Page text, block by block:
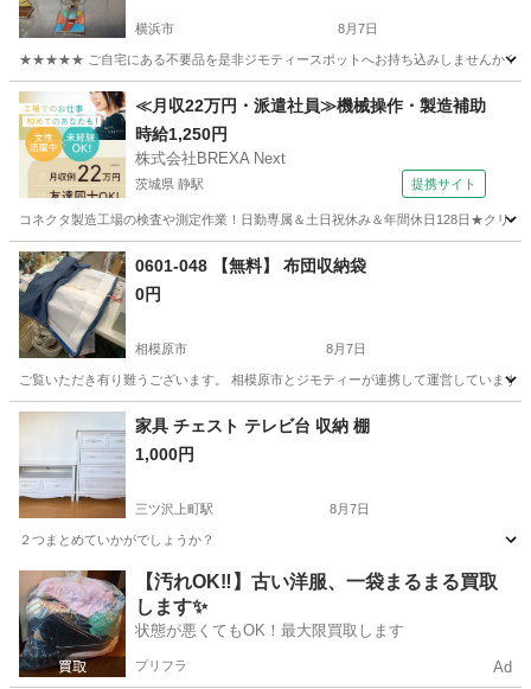
横浜市 8月7日
★★★★★ ご自宅にある不要品を是非ジモティースポットへお持ち込みしませんか？
神奈川 横浜市 インテリア雑貨/小物 置物
≪月収22万円・派遣社員≫機械操作・製造補助
時給1,250円
株式会社BREXA Next
茨城県 静駅 提携サイト
コネクタ製造工場の検査や測定作業！日勤専属＆土日祝休み＆年間休日128日★クリ
茨城 常陸大宮市 その他
0601-048 【無料】 布団収納袋
0円
相模原市 8月7日
ご覧いただき有り難うございます。 相模原市とジモティーが連携して運営してい
神奈川 相模原市 収納家具 リユース
家具 チェスト テレビ台 収納 棚
1,000円
三ツ沢上町駅 8月7日
２つまとめていかがでしょうか？
神奈川 横浜市 三ツ沢上町駅 収納家具 チェスト
【汚れOK‼️】古い洋服、一袋まるまる買取
します✨
状態が悪くてもOK！最大限買取します
プリフラ Ad